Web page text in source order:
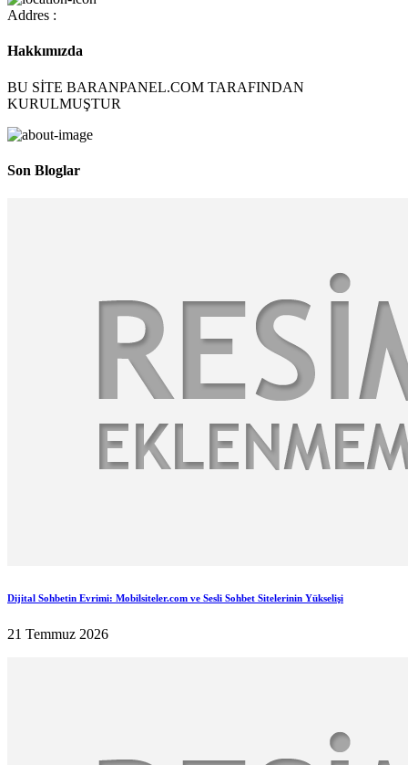
Addres :
Hakkımızda
BU SİTE BARANPANEL.COM TARAFINDAN
KURULMUŞTUR
Son Bloglar
Dijital Sohbetin Evrimi: Mobilsiteler.com ve Sesli Sohbet Sitelerinin Yükselişi
21 Temmuz 2026